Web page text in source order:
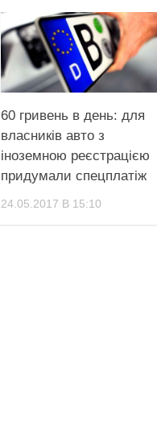
60 гривень в день: для
власників авто з
іноземною реєстрацією
придумали спецплатіж
24.05.2017 В 15:10